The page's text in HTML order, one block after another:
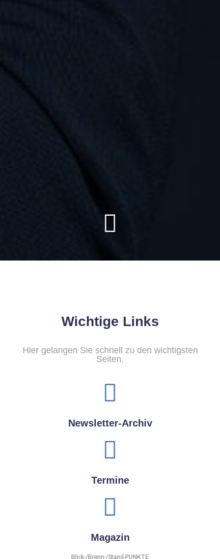
Wichtige Links
Hier gelangen Sie schnell zu den wichtigsten
Seiten.
Newsletter-Archiv
Termine
Magazin
Blick-/Brenn-/Stand-PUNKTE